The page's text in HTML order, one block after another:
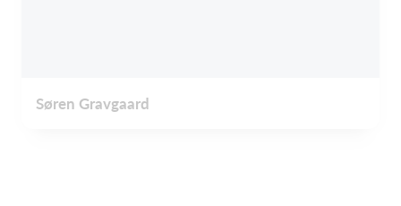
Søren Gravgaard